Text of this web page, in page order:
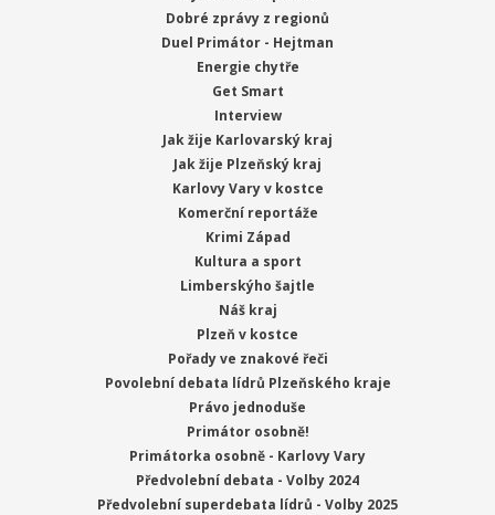
Dobré zprávy z regionů
Duel Primátor - Hejtman
Energie chytře
Get Smart
Interview
Jak žije Karlovarský kraj
Jak žije Plzeňský kraj
Karlovy Vary v kostce
Komerční reportáže
Krimi Západ
Kultura a sport
Limberskýho šajtle
Náš kraj
Plzeň v kostce
Pořady ve znakové řeči
Povolební debata lídrů Plzeňského kraje
Právo jednoduše
Primátor osobně!
Primátorka osobně - Karlovy Vary
Předvolební debata - Volby 2024
Předvolební superdebata lídrů - Volby 2025